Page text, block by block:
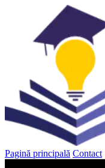
Pagină principală Contact